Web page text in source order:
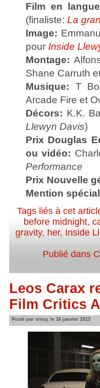
Film en
(finaliste: La
Image:
pour Inside
Montage:
Shane Carruth
Musique: T
Arcade Fire et
Décors: K.K.
Llewyn Davis)
Prix Douglas
ou vidéo:
Performance
Prix Nouvelle
Mention
Tags liés à cet
before midnight,
gravity, her, Inside
Publié dans
Leos Carax
Film Critics
Posté par vincy, le 16 janvier 2013